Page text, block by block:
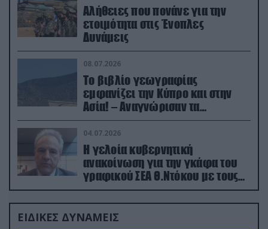
Αλήθειες που πονάνε για την
ετοιμότητα στις Ένοπλες
Δυνάμεις
08.07.2026
Το βιβλίο γεωγραφίας
εμφανίζει την Κύπρο και στην
Ασία! – Αναγνώρισαν τα
κατεχόμενα; (φωτο)
04.07.2026
Η γελοία κυβερνητική
ανακοίνωση για την γκάφα του
γραφικού ΣΕΑ Θ.Ντόκου με τους
Ρώσους φαρσέρ
ΕΙΔΙΚΕΣ ΔΥΝΑΜΕΙΣ